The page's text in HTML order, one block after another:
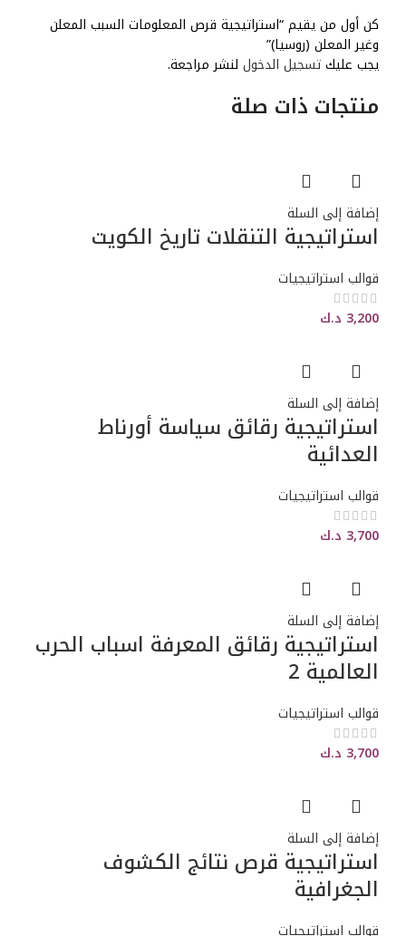
كن أول من يقيم “استراتيجية قرص المعلومات السبب المعلن
وغير المعلن (روسيا)”
يجب عليكتسجيل الدخول لنشر مراجعة.
منتجات ذات صلة
إضافة إلى السلة
استراتيجية التنقلات تاريخ الكويت
قوالب استراتيجيات
3,200 د.ك
إضافة إلى السلة
استراتيجية رقائق سياسة أورناط
العدائية
قوالب استراتيجيات
3,700 د.ك
إضافة إلى السلة
استراتيجية رقائق المعرفة اسباب الحرب
العالمية 2
قوالب استراتيجيات
3,700 د.ك
إضافة إلى السلة
استراتيجية قرص نتائج الكشوف
الجغرافية